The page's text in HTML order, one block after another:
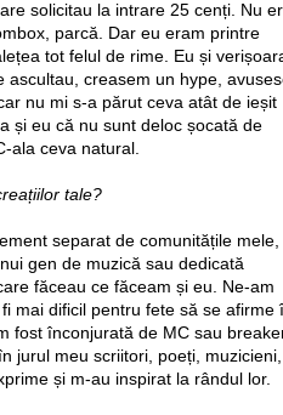
solicitau la intrare 25 cenți. Nu
parcă. Dar eu eram printre
tot felul de rime. Eu și
ascultau, creasem un hype,
nu mi s-a părut ceva atât de ieșit
și eu că nu sunt deloc șocată de
ala ceva natural.
tale?
separat de comunitățile mele,
gen de muzică sau dedicată
făceau ce făceam și eu. Ne-am
mai dificil pentru fete să se afirme
fost înconjurată de MC sau
jurul meu scriitori, poeți, muzicieni,
și m-au inspirat la rândul lor.